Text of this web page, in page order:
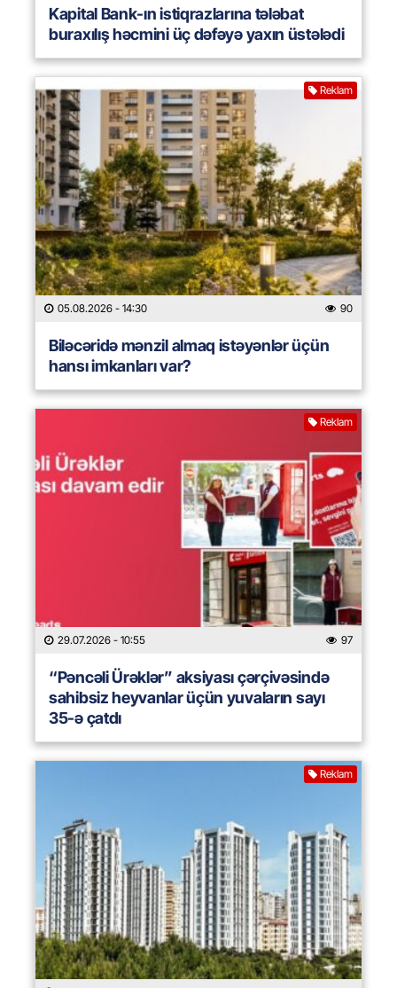
Kapital Bank-ın istiqrazlarına tələbat
buraxılış həcmini üç dəfəyə yaxın üstələdi
Reklam
05.08.2026 - 14:30 90
Biləcəridə mənzil almaq istəyənlər üçün
hansı imkanları var?
Reklam
29.07.2026 - 10:55 97
“Pəncəli Ürəklər” aksiyası çərçivəsində
sahibsiz heyvanlar üçün yuvaların sayı
35-ə çatdı
Reklam